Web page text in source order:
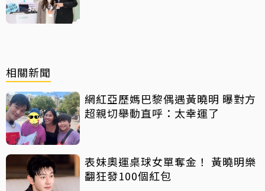
相關新聞
網紅亞歷媽巴黎偶遇黃曉明 曝對方
超親切舉動直呼：太幸運了
表妹奧運桌球女單奪金！ 黃曉明樂
翻狂發100個紅包